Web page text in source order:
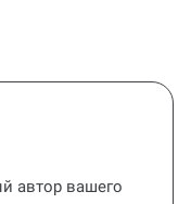
автор вашего